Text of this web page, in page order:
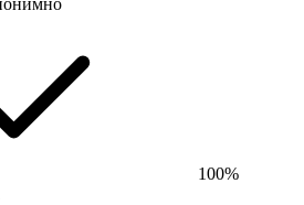
100%